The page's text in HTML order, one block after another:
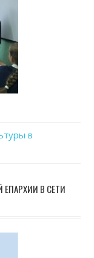
в
В СЕТИ